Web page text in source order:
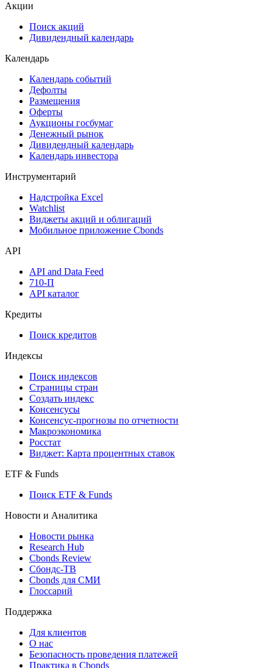
ESG
Самые популярные облигации на Cbonds.ru
Дивидендный календарь
Календарь
Календарь событий
Дефолты
Размещения
Оферты
Аукционы госбумаг
Денежный рынок
Календарь инвестора
Инструментарий
Надстройка Excel
Мобильное приложение Cbonds
API
API and Data Feed
API каталог
Кредиты
Поиск кредитов
Индексы
Поиск индексов
Страницы стран
Создать индекс
Консенсусы
Консенсус-прогнозы по отчетности
Макроэкономика
Виджет: Карта процентных ставок
ETF & Funds
Поиск ETF & Funds
Новости и Аналитика
Новости рынка
Research Hub
Cbonds Review
Сбондс-ТВ
Глоссарий
Поддержка